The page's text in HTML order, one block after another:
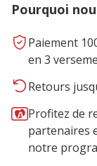
Pourquoi
Paiement
en 3
Retours
Profitez de
partenaires
notre